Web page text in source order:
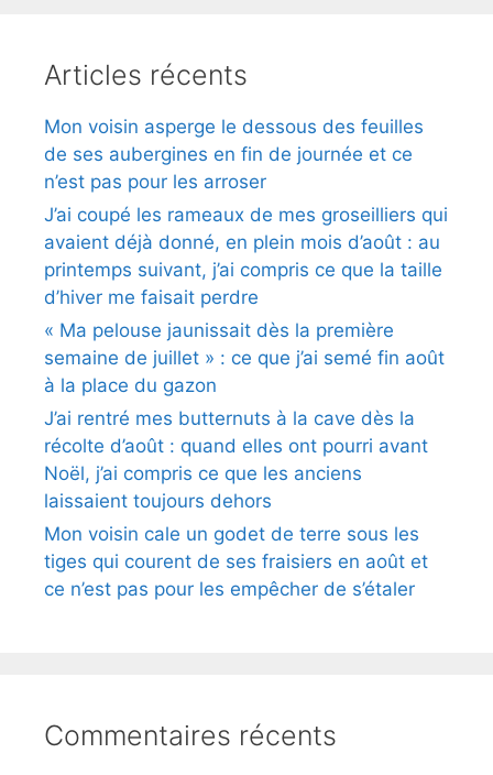
Articles récents
Mon voisin asperge le dessous des feuilles
de ses aubergines en fin de journée et ce
n’est pas pour les arroser
J’ai coupé les rameaux de mes groseilliers qui
avaient déjà donné, en plein mois d’août : au
printemps suivant, j’ai compris ce que la taille
d’hiver me faisait perdre
« Ma pelouse jaunissait dès la première
semaine de juillet » : ce que j’ai semé fin août
à la place du gazon
J’ai rentré mes butternuts à la cave dès la
récolte d’août : quand elles ont pourri avant
Noël, j’ai compris ce que les anciens
laissaient toujours dehors
Mon voisin cale un godet de terre sous les
tiges qui courent de ses fraisiers en août et
ce n’est pas pour les empêcher de s’étaler
Commentaires récents